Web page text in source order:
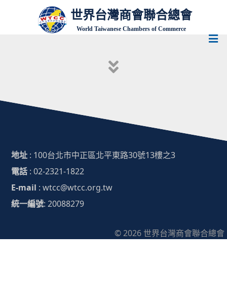
世界台灣商會聯合總會
World Taiwanese Chambers of Commerce
地址 : 100台北市中正區北平東路30號13樓之3
電話 : 02-2321-1822
E-mail : wtcc@wtcc.org.tw
統一編號: 20088279
© 2026 世界台灣商會聯合總會